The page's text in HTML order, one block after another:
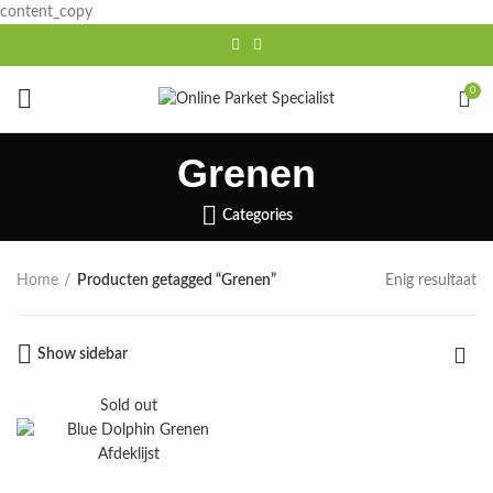
content_copy
0
Grenen
Categories
Home Producten getagged “Grenen” Enig resultaat
Show sidebar
Sold out